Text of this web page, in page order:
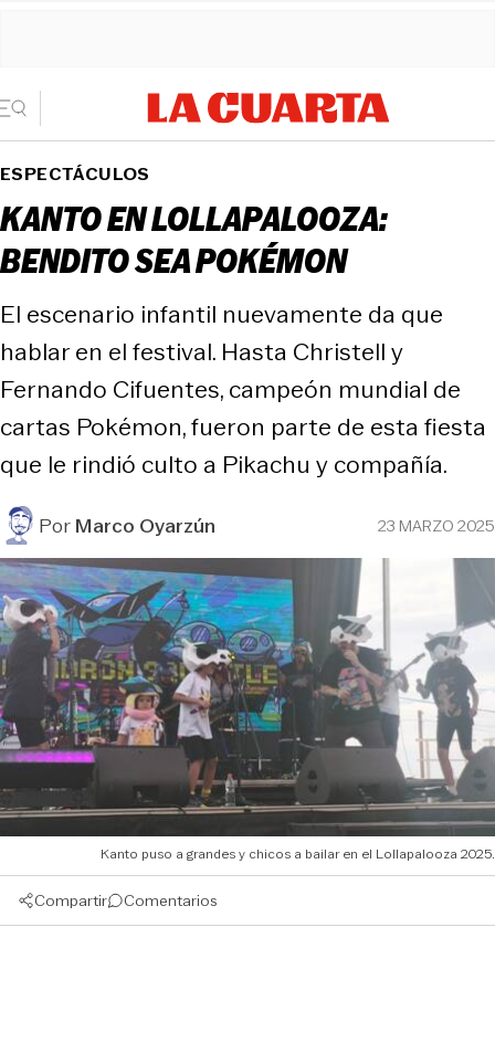
ESPECTÁCULOS
KANTO EN LOLLAPALOOZA:
BENDITO SEA POKÉMON
El escenario infantil nuevamente da que
hablar en el festival. Hasta Christell y
Fernando Cifuentes, campeón mundial de
cartas Pokémon, fueron parte de esta fiesta
que le rindió culto a Pikachu y compañía.
PorMarco Oyarzún 23 MARZO 2025
Kanto puso a grandes y chicos a bailar en el Lollapalooza 2025.
Compartir Comentarios